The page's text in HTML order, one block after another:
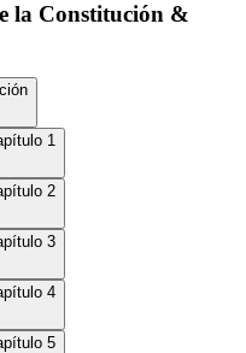
la Constitución &
1
2
3
4
5